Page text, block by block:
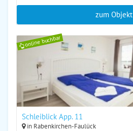
zum Objekt
online buchbar
Schleiblick App. 11
in Rabenkirchen-Faulück